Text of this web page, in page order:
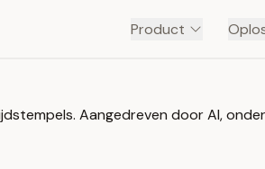
Product
Aangedreven door AI,